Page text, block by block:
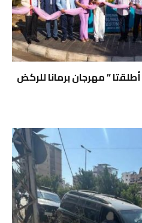
” مهرجان برمانا للركض